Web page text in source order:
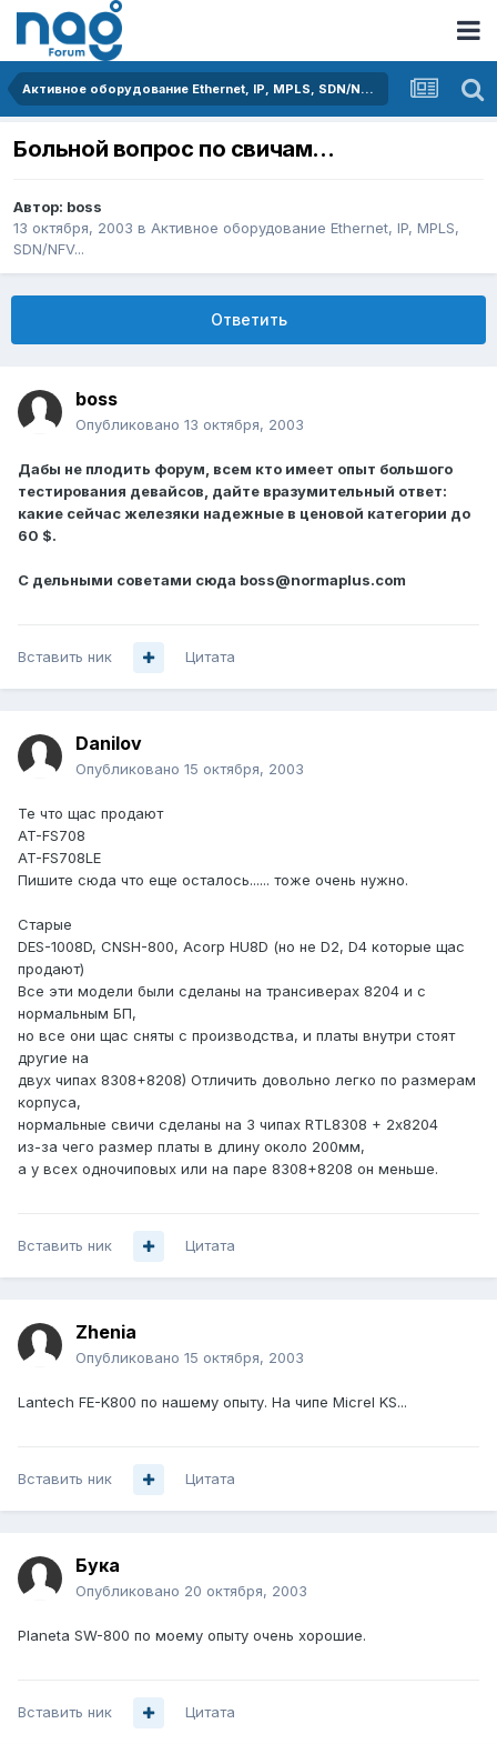
Активное оборудование Ethernet, IP, MPLS, SDN/NFV...
Больной вопрос по свичам...
Автор: boss
13 октября, 2003 в Активное оборудование Ethernet, IP, MPLS,
SDN/NFV...
Ответить
boss
Опубликовано 13 октября, 2003
Дабы не плодить форум, всем кто имеет опыт большого
тестирования девайсов, дайте вразумительный ответ:
какие сейчас железяки надежные в ценовой категории до
60 $.
С дельными советами сюда boss@normaplus.com
Вставить ник Цитата
Danilov
Опубликовано 15 октября, 2003
Те что щас продают
AT-FS708
AT-FS708LE
Пишите сюда что еще осталось...... тоже очень нужно.
Старые
DES-1008D, CNSH-800, Acorp HU8D (но не D2, D4 которые щас
продают)
Все эти модели были сделаны на трансиверах 8204 и с
нормальным БП,
но все они щас сняты с производства, и платы внутри стоят
другие на
двух чипах 8308+8208) Отличить довольно легко по размерам
корпуса,
нормальные свичи сделаны на 3 чипах RTL8308 + 2х8204
из-за чего размер платы в длину около 200мм,
а у всех одночиповых или на паре 8308+8208 он меньше.
Вставить ник Цитата
Zhenia
Опубликовано 15 октября, 2003
Lantech FE-K800 по нашему опыту. На чипе Micrel KS...
Вставить ник Цитата
Бука
Опубликовано 20 октября, 2003
Planeta SW-800 по моему опыту очень хорошие.
Вставить ник Цитата